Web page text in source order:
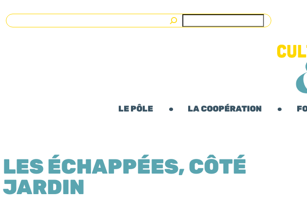
Rechercher
LE PÔLE LA COOPÉRATION
LES ÉCHAPPÉES, CÔTÉ
JARDIN